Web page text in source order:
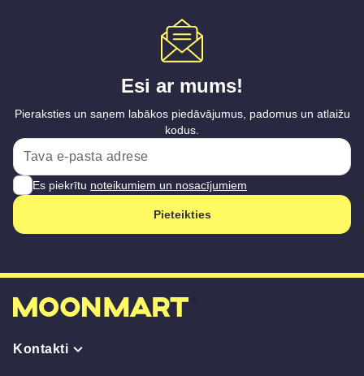
Esi ar mums!
Pieraksties un saņem labākos piedāvājumus, padomus un atlaižu
kodus.
Es piekrītu noteikumiem un nosacījumiem
Pieteikties
Kontakti